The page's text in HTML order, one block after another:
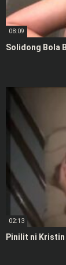
08:09
Solidong Bola
02:13
Pinilit ni Kristin